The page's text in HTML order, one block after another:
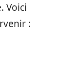
Voici
: